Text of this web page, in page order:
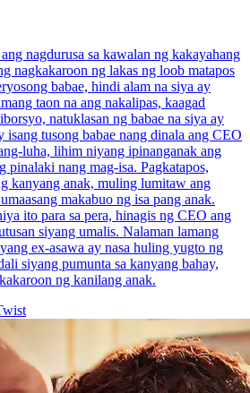
nagdurusa sa kawalan ng kakayahang
nagkakaroon ng lakas ng loob matapos
babae, hindi alam na siya ay
taon na ang nakalipas, kaagad
natuklasan ng babae na siya ay
isang tusong babae nang dinala ang CEO
luha, lihim niyang ipinanganak ang
pinalaki nang mag-isa. Pagkatapos,
kanyang anak, muling lumitaw ang
makabuo ng isa pang anak.
ito para sa pera, hinagis ng CEO ang
siyang umalis. Nalaman lamang
ex-asawa ay nasa huling yugto ng
siyang pumunta sa kanyang bahay,
ng kanilang anak.